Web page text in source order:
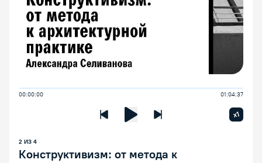
00:00:00 01:04:37
Предыдущая лекцияСледующая лекция
x1
2 ИЗ 4
Конструктивизм: от метода к